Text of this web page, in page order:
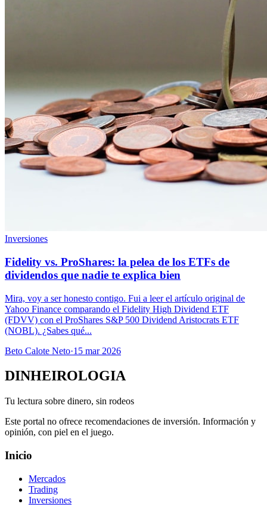
Inversiones
Fidelity vs. ProShares: la pelea de los ETFs de
dividendos que nadie te explica bien
Mira, voy a ser honesto contigo. Fui a leer el artículo original de
Yahoo Finance comparando el Fidelity High Dividend ETF
(FDVV) con el ProShares S&P 500 Dividend Aristocrats ETF
(NOBL). ¿Sabes qué...
Beto Calote Neto·15 mar 2026
DINHEIROLOGIA
Tu lectura sobre dinero, sin rodeos
Este portal no ofrece recomendaciones de inversión. Información y
opinión, con piel en el juego.
Inicio
Mercados
Trading
Inversiones